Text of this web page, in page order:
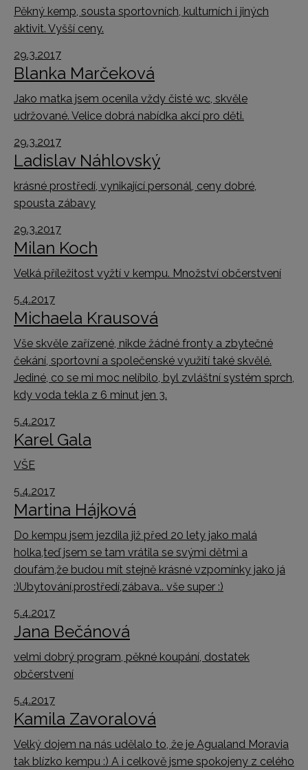
Pěkný kemp, sousta sportovních, kulturních i jiných
aktivit. Vyšší ceny.
29.3.2017
Blanka Marčeková
Jako matka jsem ocenila vždy čisté wc, skvěle
udržované. Velice dobrá nabídka akcí pro děti.
29.3.2017
Ladislav Náhlovský
krásné prostředí, vynikající personál, ceny dobré,
spousta zábavy
29.3.2017
Milan Koch
Velká příležitost vyžtí v kempu. Množství občerstvení
5.4.2017
Michaela Krausová
Vše skvěle zařízené, nikde žádné fronty a zbytečné
čekání, sportovní a společenské využití také skvělé.
Jediné, co se mi moc nelíbilo, byl zvláštní systém sprch,
kdy voda tekla z 6 minut jen 3.
5.4.2017
Karel Gala
VŠE
5.4.2017
Martina Hájková
Do kempu jsem jezdila již před 20 lety jako malá
holka,teď jsem se tam vrátila se svými dětmi a
doufám,že budou mít stejně krásné vzpomínky jako já
:)Ubytování,prostředí,zábava.. vše super :)
5.4.2017
Jana Bečánová
velmi dobrý program, pěkné koupání, dostatek
občerstvení
5.4.2017
Kamila Zavoralová
Velký dojem na nás udělalo to, že je Agualand Moravia
tak blízko kempu :) A i celkově jsme spokojeny z celého